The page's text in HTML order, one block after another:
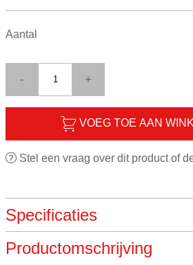
Aantal
- +
VOEG TOE AAN
Stel een vraag over dit product of
Specificaties
Merk
Productomschrijving